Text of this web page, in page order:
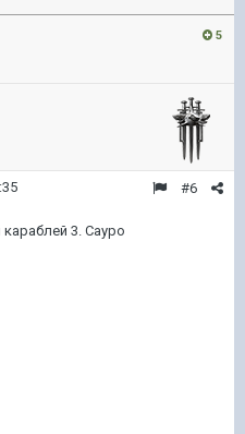
5
#6
3. Сауро